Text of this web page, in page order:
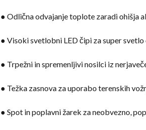
● Odlična odvajanje toplote zaradi ohišja
● Visoki svetlobni LED čipi za super
● Trpežni in spremenljivi nosilci iz
● Težka zasnova za uporabo terenskih
● Spot in poplavni žarek za neobvezno,